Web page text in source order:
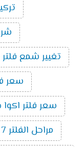
تغيير شمع فلتر 7 مراحل
سعر فلتر
سعر فلتر
مراحل الفلتر 7 مراحل